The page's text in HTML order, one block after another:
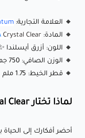
🔸 العلامة التجارية:
🔸 المادة: Crystal Clear
🔸 اللون: أزرق أيسلندا
🔸 الوزن الصافي: 750 جم
🔸 قطر الخيط: 1.75 ملم
لماذا تختار Fillamentum Crystal Clear (أزرق أيسلندا)؟